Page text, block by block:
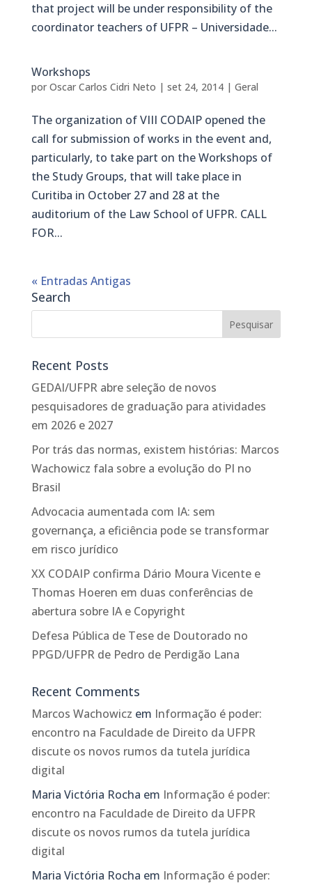
that project will be under responsibility of the
coordinator teachers of UFPR – Universidade...
Workshops
por Oscar Carlos Cidri Neto | set 24, 2014| Geral
The organization of VIII CODAIP opened the
call for submission of works in the event and,
particularly, to take part on the Workshops of
the Study Groups, that will take place in
Curitiba in October 27 and 28 at the
auditorium of the Law School of UFPR. CALL
FOR...
« Entradas Antigas
Search
Recent Posts
GEDAI/UFPR abre seleção de novos
pesquisadores de graduação para atividades
em 2026 e 2027
Por trás das normas, existem histórias: Marcos
Wachowicz fala sobre a evolução do PI no
Brasil
Advocacia aumentada com IA: sem
governança, a eficiência pode se transformar
em risco jurídico
XX CODAIP confirma Dário Moura Vicente e
Thomas Hoeren em duas conferências de
abertura sobre IA e Copyright
Defesa Pública de Tese de Doutorado no
PPGD/UFPR de Pedro de Perdigão Lana
Recent Comments
Marcos Wachowicz em Informação é poder:
encontro na Faculdade de Direito da UFPR
discute os novos rumos da tutela jurídica
digital
Maria Victória Rocha em Informação é poder:
encontro na Faculdade de Direito da UFPR
discute os novos rumos da tutela jurídica
digital
Maria Victória Rocha em Informação é poder: